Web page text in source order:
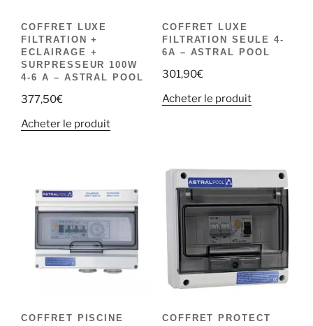
COFFRET LUXE
FILTRATION +
ECLAIRAGE +
SURPRESSEUR 100W
4-6 A – ASTRAL POOL
377,50€
Acheter le produit
COFFRET LUXE
FILTRATION SEULE 4-
6A – ASTRAL POOL
301,90€
Acheter le produit
COFFRET PISCINE
COFFRET PROTECT